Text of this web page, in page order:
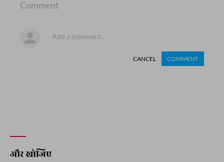
Comment
CANCEL COMMENT
और खोजिए